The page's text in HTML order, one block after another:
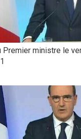
Premier ministre le